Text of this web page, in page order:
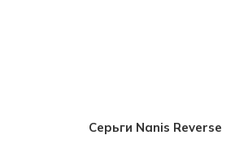
Серьги Nanis Reverse